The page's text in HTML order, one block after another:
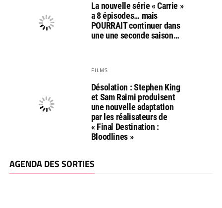
La nouvelle série « Carrie »
a 8 épisodes… mais
POURRAIT continuer dans
une une seconde saison…
FILMS
Désolation : Stephen King
et Sam Raimi produisent
une nouvelle adaptation
par les réalisateurs de
« Final Destination :
Bloodlines »
AGENDA DES SORTIES